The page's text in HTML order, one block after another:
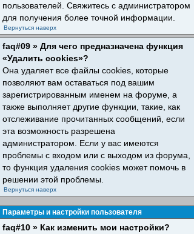
пользователей. Свяжитесь с администратором
для получения более точной информации.
Вернуться наверх
faq#09 » Для чего предназначена функция
«Удалить cookies»?
Она удаляет все файлы cookies, которые
позволяют вам оставаться под вашим
зарегистрированным именем на форуме, а
также выполняет другие функции, такие, как
отслеживание прочитанных сообщений, если
эта возможность разрешена
администратором. Если у вас имеются
проблемы с входом или с выходом из форума,
то функция удаления cookies может помочь в
решении этой проблемы.
Вернуться наверх
Параметры и настройки пользователя
faq#10 » Как изменить мои настройки?